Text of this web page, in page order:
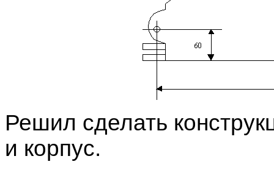
Решил сделать
и корпус.